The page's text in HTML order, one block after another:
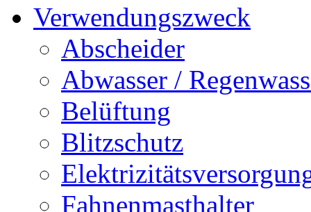
Verwendungszweck
Abscheider
Abwasser /
Belüftung
Blitzschutz
Fahnenmasthalter